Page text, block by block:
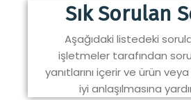
Sık Sorulan
Aşağıdaki listedeki
işletmeler tarafından
yanıtlarını içerir ve ürün
iyi anlaşılmasına